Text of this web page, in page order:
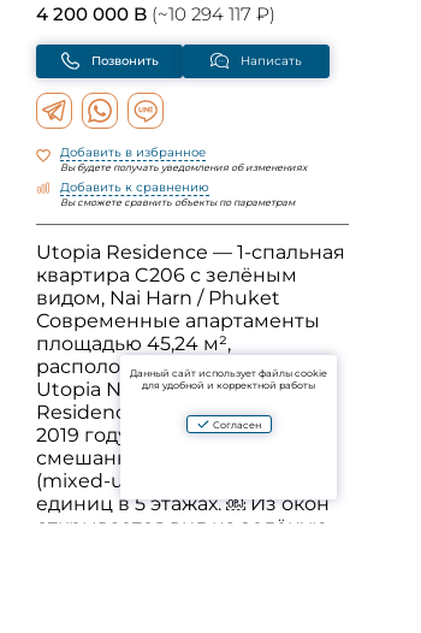
4 200 000 B (~10 294 117 ₽)
Позвонить Написать
Добавить в избранное
Вы будете получать уведомления об изменениях
Добавить к сравнению
Вы сможете сравнить объекты по параметрам
Utopia Residence — 1-спальная
квартира C206 с зелёным
видом, Nai Harn / Phuket
Современные апартаменты
площадью 45,24 м²,
расположенные в проекте
Utopia Naiharn / Utopia
Residence, завершённом в
2019 году. Проект —
смешанного использования
(mixed-use), насчитывает 119
единиц в 5 этажах. ￼ Из окон
открывается вид на зелёную
Данный сайт использует файлы cookie
для удобной и корректной работы
Согласен